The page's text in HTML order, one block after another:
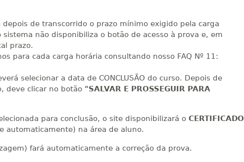
de transcorrido o prazo mínimo exigido pela carga
não disponibiliza o botão de acesso à prova e, em
prazo.
para cada carga horária consultando nosso FAQ Nº 11:
selecionar a data de CONCLUSÃO do curso. Depois de
deve clicar no botão "SALVAR E PROSSEGUIR PARA
para conclusão, o site disponibilizará o CERTIFICADO
automaticamente) na área de aluno.
fará automaticamente a correção da prova.